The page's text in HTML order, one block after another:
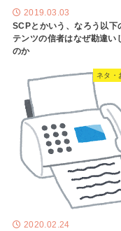
2019.03.03
SCPとかいう、なろう以下
テンツの信者はなぜ勘違い
のか
ネタ・
2020.02.24